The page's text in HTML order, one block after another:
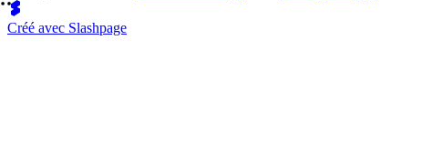
Créé avec Slashpage